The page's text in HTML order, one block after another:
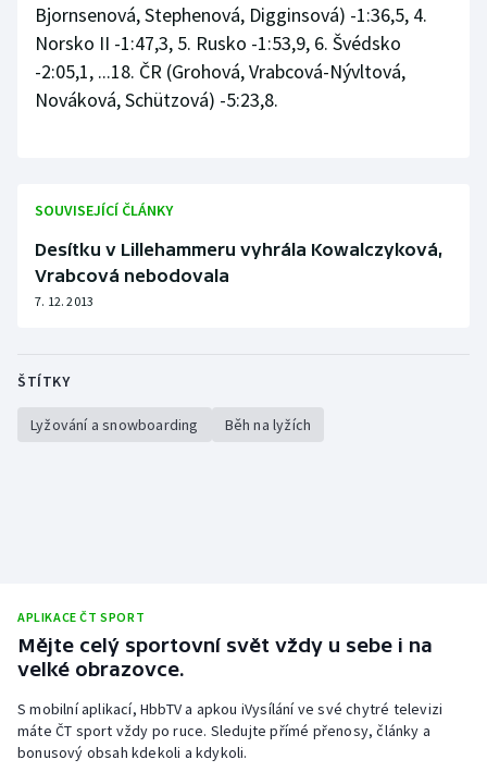
Lezení
Lyže a snowboard
Parasport
Plážový volejbal
Sportovní střelba
Stolní tenis
Triatlon
Bjornsenová, Stephenová, Digginsová) -1:36,5, 4.
Norsko II -1:47,3, 5. Rusko -1:53,9, 6. Švédsko
-2:05,1, ...18. ČR (Grohová, Vrabcová-Nývltová,
Nováková, Schützová) -5:23,8.
SOUVISEJÍCÍ ČLÁNKY
Desítku v Lillehammeru vyhrála Kowalczyková,
Vrabcová nebodovala
7. 12. 2013
ŠTÍTKY
Lyžování a snowboarding Běh na lyžích
APLIKACE ČT SPORT
Mějte celý sportovní svět vždy u sebe i na
velké obrazovce.
S mobilní aplikací, HbbTV a apkou iVysílání ve své chytré televizi
máte ČT sport vždy po ruce. Sledujte přímé přenosy, články a
bonusový obsah kdekoli a kdykoli.